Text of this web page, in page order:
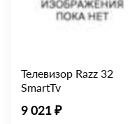
Телевизор Razz 32
SmartTv
9 021 ₽